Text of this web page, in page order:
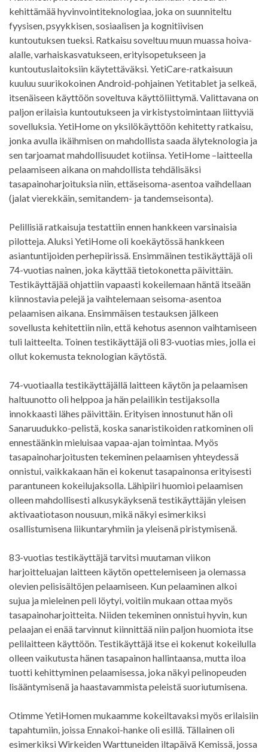
kehittämää hyvinvointiteknologiaa, joka on suunniteltu
fyysisen, psyykkisen, sosiaalisen ja kognitiivisen
kuntoutuksen tueksi. Ratkaisu soveltuu muun muassa hoiva-
alalle, varhaiskasvatukseen, erityisopetukseen ja
kuntoutuslaitoksiin käytettäväksi. YetiCare-ratkaisuun
kuuluu suurikokoinen Android-pohjainen Yetitablet ja selkeä,
itsenäiseen käyttöön soveltuva käyttöliittymä. Valittavana on
paljon erilaisia kuntoutukseen ja virkistystoimintaan liittyviä
sovelluksia. YetiHome on yksilökäyttöön kehitetty ratkaisu,
jonka avulla ikäihmisen on mahdollista saada älyteknologia ja
sen tarjoamat mahdollisuudet kotiinsa. YetiHome –laitteella
pelaamiseen aikana on mahdollista tehdälisäksi
tasapainoharjoituksia niin, ettäseisoma-asentoa vaihdellaan
(jalat vierekkäin, semitandem- ja tandemseisonta).
Pelillisiä ratkaisuja testattiin ennen hankkeen varsinaisia
pilotteja. Aluksi YetiHome oli koekäytössä hankkeen
asiantuntijoiden perhepiirissä. Ensimmäinen testikäyttäjä oli
74-vuotias nainen, joka käyttää tietokonetta päivittäin.
Testikäyttäjää ohjattiin vapaasti kokeilemaan häntä itseään
kiinnostavia pelejä ja vaihtelemaan seisoma-asentoa
pelaamisen aikana. Ensimmäisen testauksen jälkeen
sovellusta kehitettiin niin, että kehotus asennon vaihtamiseen
tuli laitteelta. Toinen testikäyttäjä oli 83-vuotias mies, jolla ei
ollut kokemusta teknologian käytöstä.
74-vuotiaalla testikäyttäjällä laitteen käytön ja pelaamisen
haltuunotto oli helppoa ja hän pelailikin testijaksolla
innokkaasti lähes päivittäin. Erityisen innostunut hän oli
Sanaruudukko-pelistä, koska sanaristikoiden ratkominen oli
ennestäänkin mieluisaa vapaa-ajan toimintaa. Myös
tasapainoharjoitusten tekeminen pelaamisen yhteydessä
onnistui, vaikkakaan hän ei kokenut tasapainonsa erityisesti
parantuneen kokeilujaksolla. Lähipiiri huomioi pelaamisen
olleen mahdollisesti alkusykäyksenä testikäyttäjän yleisen
aktivaatiotason nousuun, mikä näkyi esimerkiksi
osallistumisena liikuntaryhmiin ja yleisenä piristymisenä.
83-vuotias testikäyttäjä tarvitsi muutaman viikon
harjoitteluajan laitteen käytön opettelemiseen ja olemassa
olevien pelisisältöjen pelaamiseen. Kun pelaaminen alkoi
sujua ja mieleinen peli löytyi, voitiin mukaan ottaa myös
tasapainoharjoitteita. Niiden tekeminen onnistui hyvin, kun
pelaajan ei enää tarvinnut kiinnittää niin paljon huomiota itse
pelilaitteen käyttöön. Testikäyttäjä itse ei kokenut kokeilulla
olleen vaikutusta hänen tasapainon hallintaansa, mutta iloa
tuotti kehittyminen pelaamisessa, joka näkyi pelinopeuden
lisääntymisenä ja haastavammista peleistä suoriutumisena.
Otimme YetiHomen mukaamme kokeiltavaksi myös erilaisiin
tapahtumiin, joissa Ennakoi-hanke oli esillä. Tällainen oli
esimerkiksi Wirkeiden Warttuneiden iltapäivä Kemissä, jossa